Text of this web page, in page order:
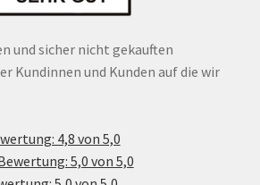
und sicher nicht gekauften
Kundinnen und Kunden auf die wir
4,8 von 5,0
5,0 von 5,0